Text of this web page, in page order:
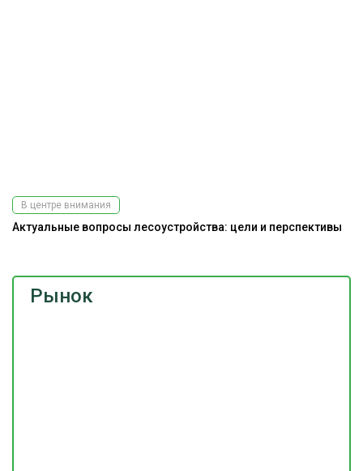
Рынок
В центре внимания
Актуальные вопросы лесоустройства: цели и перспективы